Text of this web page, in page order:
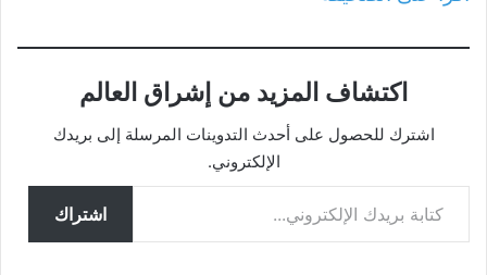
اكتشاف المزيد من إشراق العالم
اشترك للحصول على أحدث التدوينات المرسلة إلى بريدك
الإلكتروني.
كتابة بريدك الإلكتروني...
اشتراك